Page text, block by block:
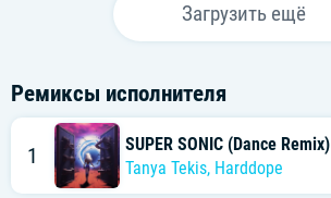
Загрузить ещё
Ремиксы исполнителя
1
SUPER SONIC (Dance Remix)
Tanya Tekis, Harddope